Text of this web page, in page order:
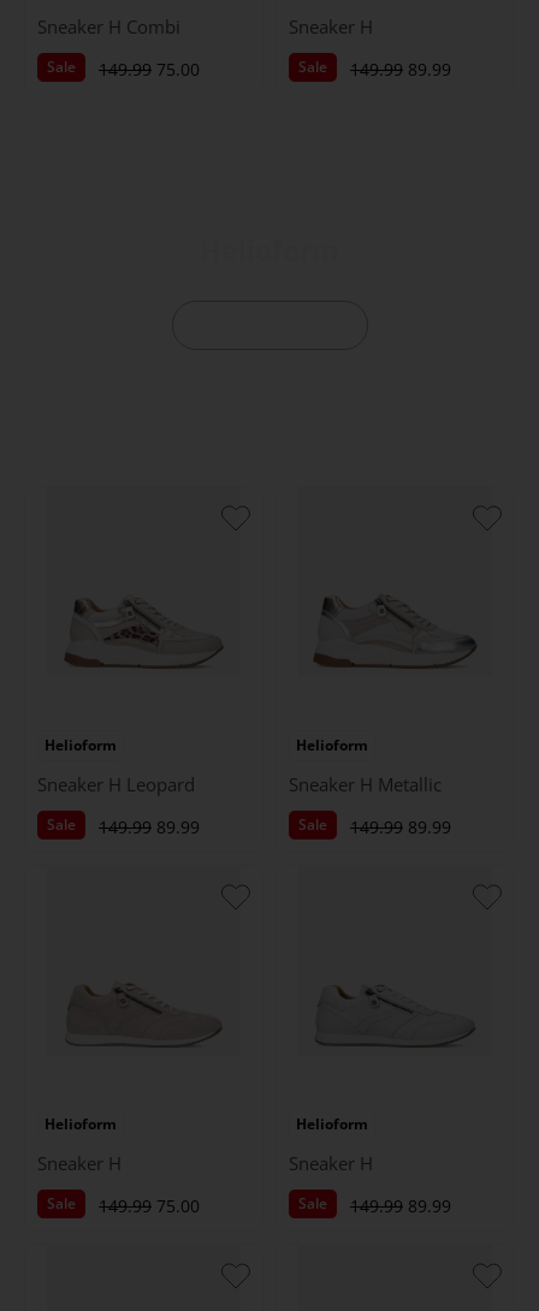
Sneaker H Combi
Sale 149.99 75.00
Sneaker H
Sale 149.99 89.99
Helioform
Sneaker H Leopard
Sale 149.99 89.99
Helioform
Sneaker H Metallic
Sale 149.99 89.99
Helioform
Sneaker H
Sale 149.99 75.00
Helioform
Sneaker H
Sale 149.99 89.99